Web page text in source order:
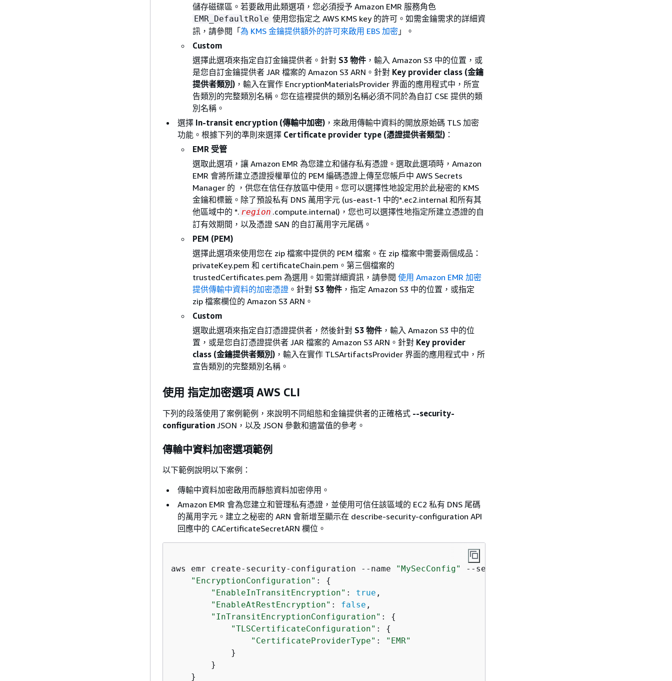
儲存磁碟區。若要啟用此類選項，您必須授予 Amazon EMR 服務角色
EMR_DefaultRole 使用您指定之 AWS KMS key 的許可。如需金鑰需求的詳細資
訊，請參閱「為 KMS 金鑰提供額外的許可來啟用 EBS 加密 」。
Custom
選擇此選項來指定自訂金鑰提供者。針對 S3 物件 ，輸入 Amazon S3 中的位置，或
是您自訂金鑰提供者 JAR 檔案的 Amazon S3 ARN。針對 Key provider class (金鑰
提供者類別) ，輸入在實作 EncryptionMaterialsProvider 界面的應用程式中，所宣
告類別的完整類別名稱。您在這裡提供的類別名稱必須不同於為自訂 CSE 提供的類
別名稱。
選擇 In-transit encryption (傳輸中加密) ，來啟用傳輸中資料的開放原始碼 TLS 加密
功能。根據下列的準則來選擇 Certificate provider type (憑證提供者類型) ：
EMR 受管
選取此選項，讓 Amazon EMR 為您建立和儲存私有憑證。選取此選項時，Amazon
EMR 會將所建立憑證授權單位的 PEM 編碼憑證上傳至您帳戶中 AWS Secrets
Manager 的 ，供您在信任存放區中使用。您可以選擇性地設定用於此秘密的 KMS
金鑰和標籤。除了預設私有 DNS 萬用字元 (us-east-1 中的*.ec2.internal 和所有其
他區域中的 *. region .compute.internal)，您也可以選擇性地指定所建立憑證的自
訂有效期間，以及憑證 SAN 的自訂萬用字元尾碼。
PEM (PEM)
選擇此選項來使用您在 zip 檔案中提供的 PEM 檔案。在 zip 檔案中需要兩個成品：
privateKey.pem 和 certificateChain.pem。第三個檔案的
trustedCertificates.pem 為選用。如需詳細資訊，請參閱 使用 Amazon EMR 加密
提供傳輸中資料的加密憑證 。針對 S3 物件 ，指定 Amazon S3 中的位置，或指定
zip 檔案欄位的 Amazon S3 ARN。
Custom
選取此選項來指定自訂憑證提供者，然後針對 S3 物件 ，輸入 Amazon S3 中的位
置，或是您自訂憑證提供者 JAR 檔案的 Amazon S3 ARN。針對 Key provider
class (金鑰提供者類別) ，輸入在實作 TLSArtifactsProvider 界面的應用程式中，所
宣告類別的完整類別名稱。
使用 指定加密選項 AWS CLI
下列的段落使用了案例範例，來說明不同組態和金鑰提供者的正確格式 --security-
configuration JSON，以及 JSON 參數和適當值的參考。
傳輸中資料加密選項範例
以下範例說明以下案例：
傳輸中資料加密啟用而靜態資料加密停用。
Amazon EMR 會為您建立和管理私有憑證，並使用可信任該區域的 EC2 私有 DNS 尾碼
的萬用字元。建立之秘密的 ARN 會新增至顯示在 describe-security-configuration API
回應中的 CACertificateSecretARN 欄位。
aws emr create-security-configuration --name "MySecConfig" --security-configuration '
"EncryptionConfiguration" : {
"EnableInTransitEncryption" : true ,
"EnableAtRestEncryption" : false ,
"InTransitEncryptionConfiguration" : {
"TLSCertificateConfiguration" : {
"CertificateProviderType" :
"EMR"
            }
        }
    }